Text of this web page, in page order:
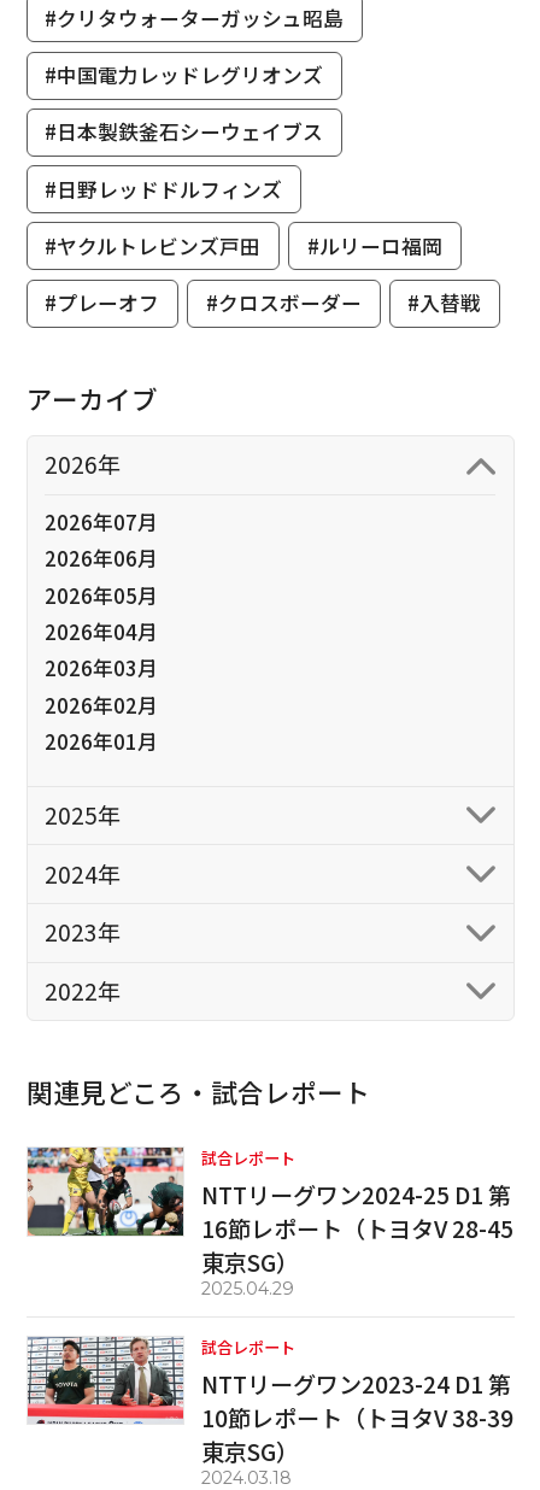
#クリタウォーターガッシュ昭島
#中国電力レッドレグリオンズ
#日本製鉄釜石シーウェイブス
#日野レッドドルフィンズ
#ヤクルトレビンズ戸田
#ルリーロ福岡
#プレーオフ
#クロスボーダー #入替戦
アーカイブ
2026年
2026年07月
2026年06月
2026年05月
2026年04月
2026年03月
2026年02月
2026年01月
2025年
2024年
2023年
2022年
関連見どころ・試合レポート
試合レポート
NTTリーグワン2024-25 D1 第
16節レポート（トヨタV 28-45
東京SG）
2025.04.29
試合レポート
NTTリーグワン2023-24 D1 第
10節レポート（トヨタV 38-39
東京SG）
2024.03.18